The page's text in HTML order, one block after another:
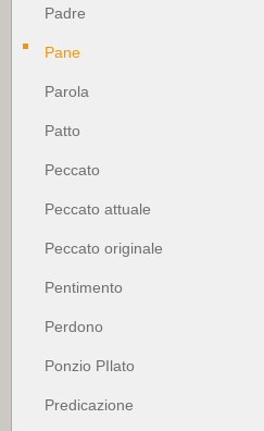
Padre
Pane
Parola
Patto
Peccato
Peccato attuale
Peccato originale
Pentimento
Perdono
Ponzio PIlato
Predicazione